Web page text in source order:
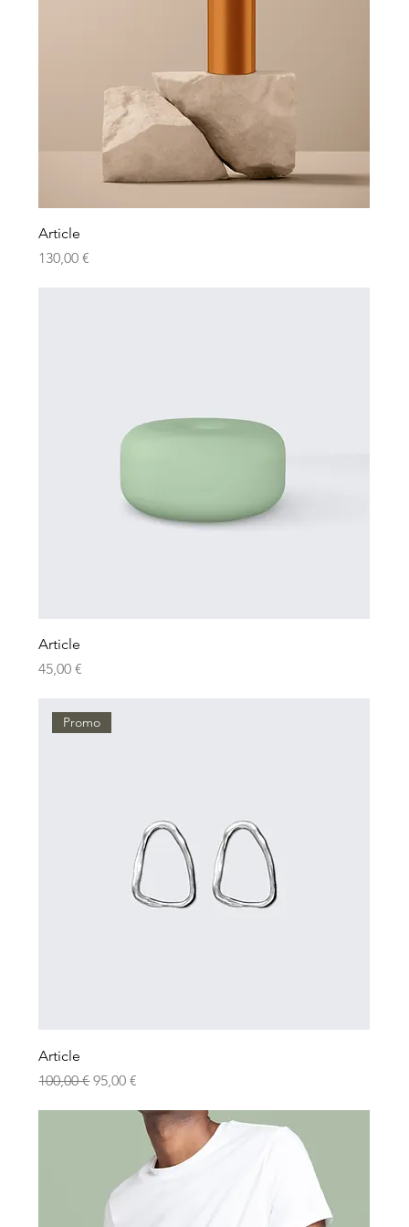
Article
Prix
130,00 €
Article
Prix
45,00 €
Promo
Article
Prix original
100,00 €Prix promotionnel
95,00 €